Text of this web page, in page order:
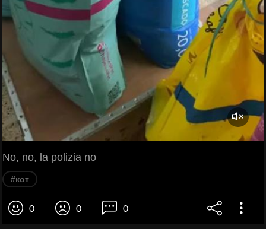
No, no, la polizia no
#кот
0 0 0